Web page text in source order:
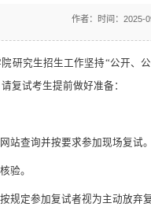
作者： 时间：2025-
研究生招生工作坚持“公开、
复试考生提前做好准备：
站查询并按要求参加现场复试。
验。
规定参加复试者视为主动放弃